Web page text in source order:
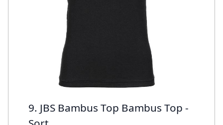
9. JBS Bambus Top Bambus Top -